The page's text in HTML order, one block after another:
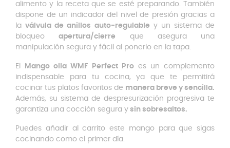
alimento y la receta que se esté preparando. También
dispone de un indicador del nivel de presión gracias a
laválvula de anillos auto-regulable y un sistema de
bloqueoapertura/cierre que asegura una
manipulación segura y fácil al ponerlo en la tapa.
El Mango olla WMF Perfect Proes un complemento
indispensable para tu cocina, ya que te permitirá
cocinar tus platos favoritos de manera breve y sencilla.
Además, su sistema de despresurización progresiva te
garantiza una cocción segura y sin sobresaltos.
Puedes añadir al carrito este mango para que sigas
cocinando como el primer día.